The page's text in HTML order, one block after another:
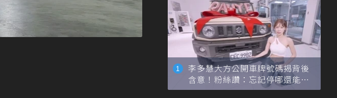
李多慧大方公開車牌號碼揭背後
含意！粉絲讚：忘記停哪還能幫
忙找車